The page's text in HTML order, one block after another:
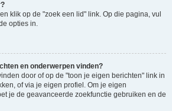
klik op de "zoek een lid" link. Op die pagina, vul
opties in.
en onderwerpen vinden?
door of op de "toon je eigen berichten" link in
of via je eigen profiel. Om je eigen
je de geavanceerde zoekfunctie gebruiken en de